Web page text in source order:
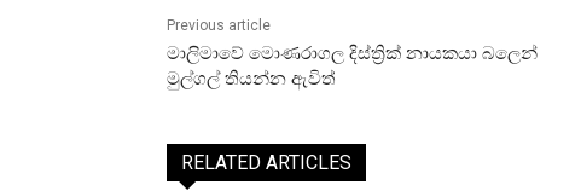
Previous article
මාලිමාවේ මොණරාගල දිස්ත්‍රික් නායකයා බලෙන්
මුල්ගල් තියන්න ඇවිත්
RELATED ARTICLES